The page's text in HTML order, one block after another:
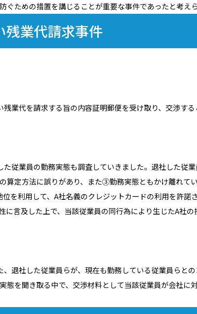
ための措置を講じることが重要な事件であったと考えら
残業代請求事件
業代を請求する旨の内容証明郵便を受け取り、交渉す
従業員の勤務実態も調査していきました。退社した従
定方法に誤りがあり、また③勤務実態ともかけ離れて
を利用して、A社名義のクレジットカードの利用を許諾
言及した上で、当該従業員の同行為により生じたA社
退社した従業員らが、現在も勤務している従業員らと
を聞き取る中で、交渉材料として当該従業員が会社に